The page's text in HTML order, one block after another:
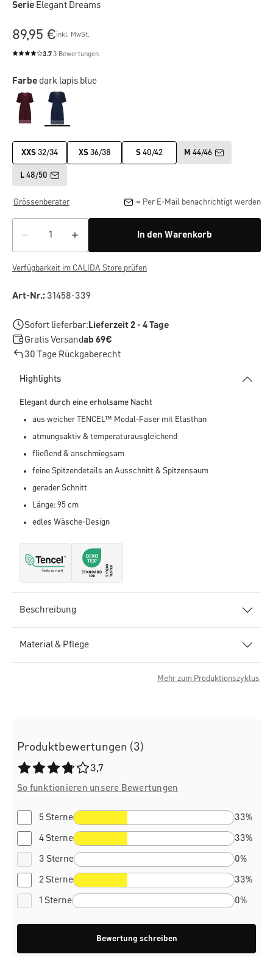
Serie Elegant Dreams
89,95 €inkl. MwSt.
Durchschnittliche Bewertung von 3.7 von 5 Sternen
3.73 Bewertungen
Farbe dark lapis blue
XXS 32/34 XS36/38 S 40/42 M 44/46
L48/50
Grössenberater = Per E-Mail benachrichtigt werden
In den Warenkorb
Verfügbarkeit im CALIDA Store prüfen
Art-Nr.: 31458-339
Sofort lieferbar:Lieferzeit 2 - 4 Tage
Gratis Versandab 69€
30 Tage Rückgaberecht
Highlights
Elegant durch eine erholsame Nacht
aus weicher TENCEL™ Modal-Faser mit Elasthan
atmungsaktiv & temperaturausgleichend
fließend & anschmiegsam
feine Spitzendetails an Ausschnitt & Spitzensaum
gerader Schnitt
Länge: 95 cm
edles Wäsche-Design
Beschreibung
Material & Pflege
Mehr zum Produktionszyklus
Produktbewertungen (3)
Durchschnittliche Bewertung von 3.7 von 5 Sternen
3,7
So funktionieren unsere Bewertungen
5 Sterne 33%
4 Sterne 33%
3 Sterne 0%
2 Sterne 33%
1 Sterne 0%
Bewertung schreiben